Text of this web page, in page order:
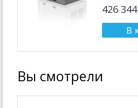
426 344
Вы смотрели